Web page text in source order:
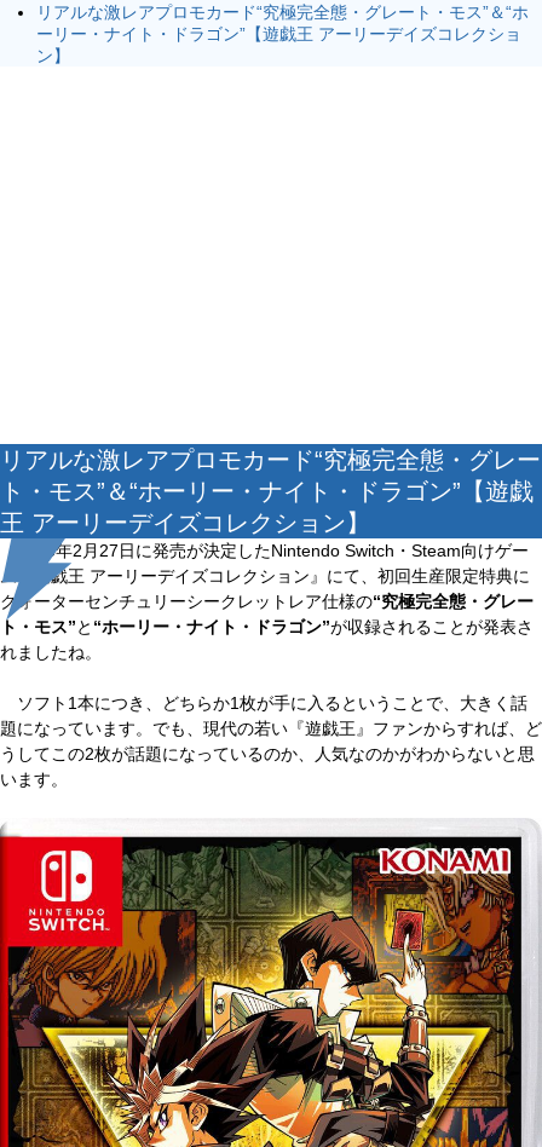
リアルな激レアプロモカード“究極完全態・グレート・モス”＆“ホ
ーリー・ナイト・ドラゴン”【遊戯王 アーリーデイズコレクショ
ン】
リアルな激レアプロモカード“究極完全態・グレー
ト・モス”＆“ホーリー・ナイト・ドラゴン”【遊戯
王 アーリーデイズコレクション】
2025年2月27日に発売が決定したNintendo Switch・Steam向けゲー
ム『遊戯王 アーリーデイズコレクション』にて、初回生産限定特典に
クォーターセンチュリーシークレットレア仕様の“究極完全態・グレー
ト・モス”と “ホーリー・ナイト・ドラゴン”が収録されることが発表さ
れましたね。
ソフト1本につき、どちらか1枚が手に入るということで、大きく話
題になっています。でも、現代の若い『遊戯王』ファンからすれば、ど
うしてこの2枚が話題になっているのか、人気なのかがわからないと思
います。